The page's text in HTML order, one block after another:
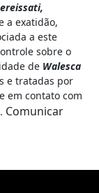
a exatidão,
a este
sobre o
de Walesca
e tratadas por
em contato com
Comunicar